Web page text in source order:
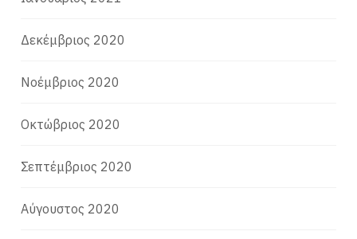
Δεκέμβριος 2020
Νοέμβριος 2020
Οκτώβριος 2020
Σεπτέμβριος 2020
Αύγουστος 2020